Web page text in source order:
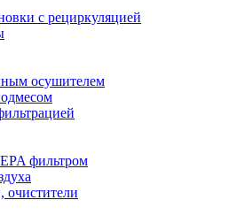
с рециркуляцией
осушителем
фильтром
очистители